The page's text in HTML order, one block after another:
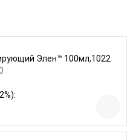
Элен™ 100мл,1022